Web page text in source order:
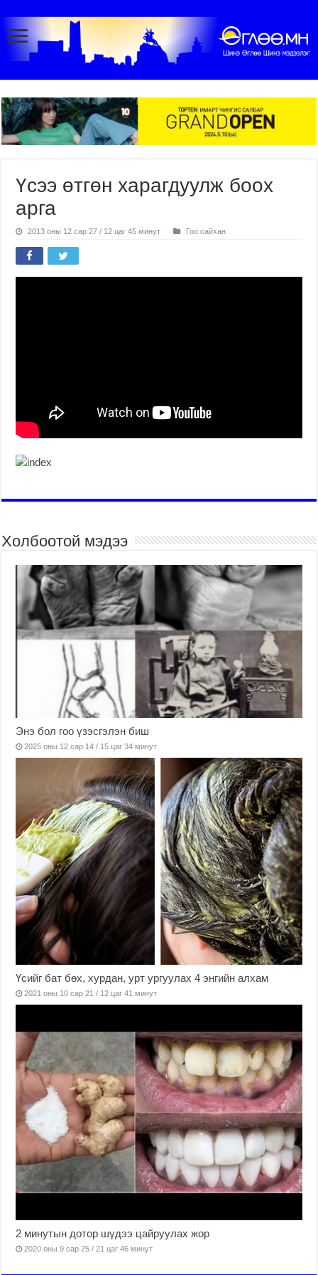
Үсээ өтгөн харагдуулж боох
арга
2013 оны 12 сар 27 / 12 цаг 45 минут Гоо сайхан
Холбоотой мэдээ
Энэ бол гоо үзэсгэлэн биш
2025 оны 12 сар 14 / 15 цаг 34 минут
Үсийг бат бөх, хурдан, урт ургуулах 4 энгийн алхам
2021 оны 10 сар 21 / 12 цаг 41 минут
2 минутын дотор шүдээ цайруулах жор
2020 оны 9 сар 25 / 21 цаг 46 минут